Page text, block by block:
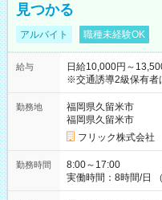
見つかる
アルバイト 職種未経験OK
給与
日給10,000円～
※交通誘導2級保有者
【試用期間】試用期
勤務地
福岡県久留米市
福岡県久留米市
フリック株式会社
勤務時間
8:00～17:00
実働時間：8時間/日 （休
募集は行っておりま